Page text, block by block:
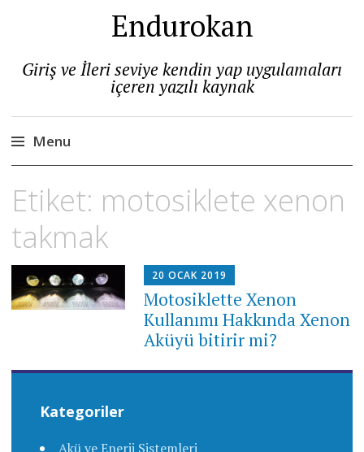
Endurokan
Giriş ve İleri seviye kendin yap uygulamaları
içeren yazılı kaynak
Menu
to
Etiket: motosiklete xenon
takmak
20 OCAK 2019
Motosiklette Xenon
Kullanımı Hakkında Xenon
Aküyü bitirir mi?
Kategoriler
Akü ve Enerji Sistemleri